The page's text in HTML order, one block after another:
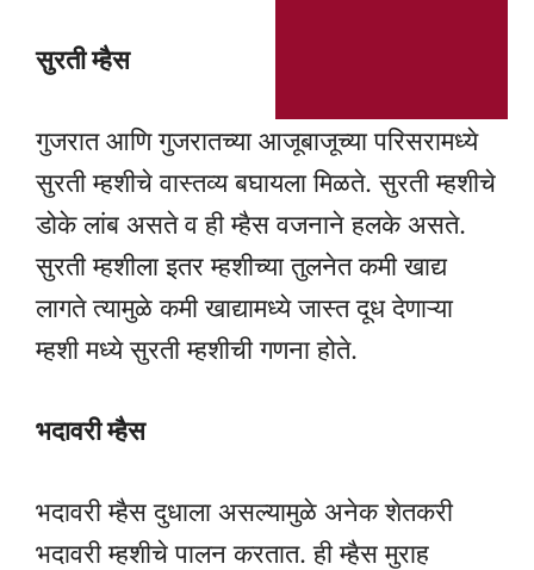
सुरती म्हैस
गुजरात आणि गुजरातच्या आजूबाजूच्या परिसरामध्ये
सुरती म्हशीचे वास्तव्य बघायला मिळते. सुरती म्हशीचे
डोके लांब असते व ही म्हैस वजनाने हलके असते.
सुरती म्हशीला इतर म्हशीच्या तुलनेत कमी खाद्य
लागते त्यामुळे कमी खाद्यामध्ये जास्त दूध देणाऱ्या
म्हशी मध्ये सुरती म्हशीची गणना होते.
भदावरी म्हैस
भदावरी म्हैस दुधाला असल्यामुळे अनेक शेतकरी
भदावरी म्हशीचे पालन करतात. ही म्हैस मुराह